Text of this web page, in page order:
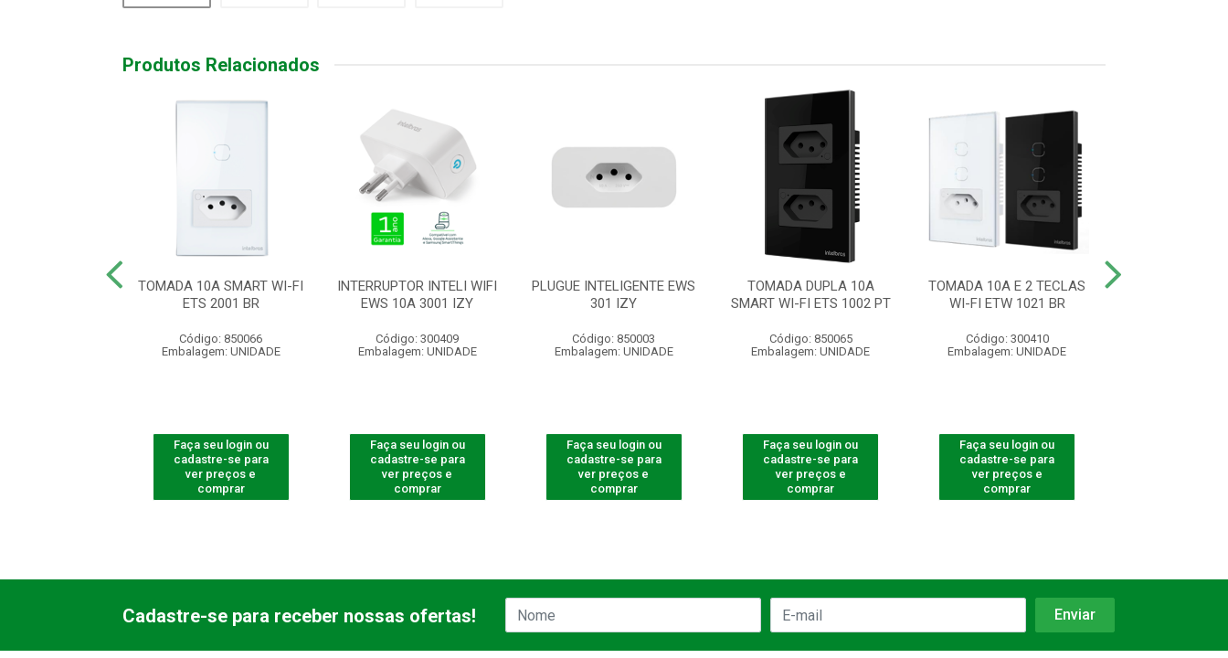
Produtos Relacionados
TOMADA 10A SMART WI-FI
ETS 2001 BR
Código: 850066
Embalagem: UNIDADE
Faça seu login ou
cadastre-se para
ver preços e
comprar
INTERRUPTOR INTELI WIFI
EWS 10A 3001 IZY
Código: 300409
Embalagem: UNIDADE
Faça seu login ou
cadastre-se para
ver preços e
comprar
PLUGUE INTELIGENTE EWS
301 IZY
Código: 850003
Embalagem: UNIDADE
Faça seu login ou
cadastre-se para
ver preços e
comprar
TOMADA DUPLA 10A
SMART WI-FI ETS 1002 PT
Código: 850065
Embalagem: UNIDADE
Faça seu login ou
cadastre-se para
ver preços e
comprar
TOMADA 10A E 2 TECLAS
WI-FI ETW 1021 BR
Código: 300410
Embalagem: UNIDADE
Faça seu login ou
cadastre-se para
ver preços e
comprar
Cadastre-se para receber nossas ofertas!